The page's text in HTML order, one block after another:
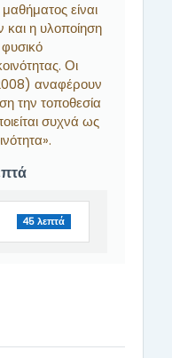
είναι
η υλοποίηση
Οι
αναφέρουν
την τοποθεσία
συχνά ως
45 λεπτά